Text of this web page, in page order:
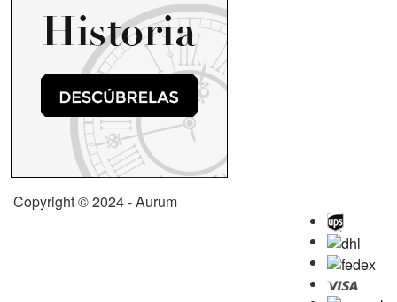
Copyright © 2024 - Aurum